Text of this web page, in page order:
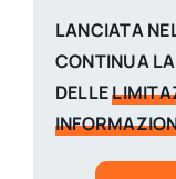
LANCIATA
CONTINUA
DELLE